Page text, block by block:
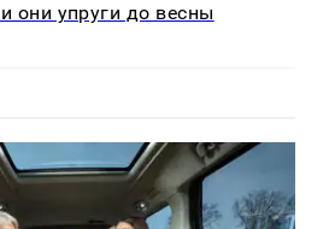
они упруги до весны